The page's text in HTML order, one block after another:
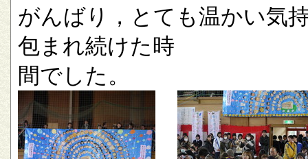
がんばり，とても温かい気
包まれ続けた時
間でした。